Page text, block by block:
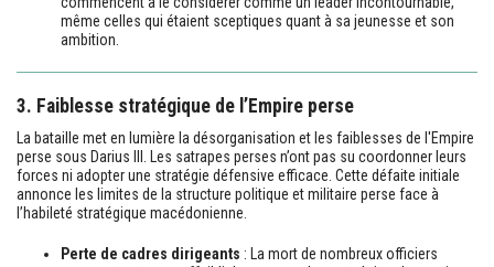
même celles qui étaient sceptiques quant à sa jeunesse et son
ambition.
3. Faiblesse stratégique de l’Empire perse
La bataille met en lumière la désorganisation et les faiblesses de l'Empire
perse sous Darius III. Les satrapes perses n’ont pas su coordonner leurs
forces ni adopter une stratégie défensive efficace. Cette défaite initiale
annonce les limites de la structure politique et militaire perse face à
l’habileté stratégique macédonienne.
Perte de cadres dirigeants : La mort de nombreux officiers